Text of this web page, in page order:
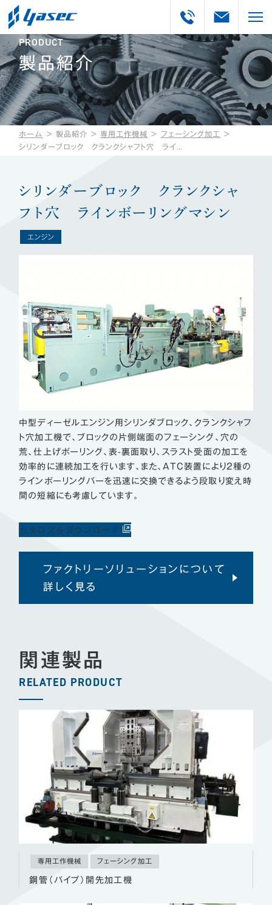
PRODUCT
製品紹介
ホーム ＞ 製品紹介 ＞専用工作機械 ＞ フェーシング加工
＞
シリンダーブロック クランクシャ
フト穴 ラインボーリングマシン
エンジン
中型ディーゼルエンジン用シリンダブロック、クランクシャフ
ト穴加工機で、ブロックの片側端面のフェーシング、穴の
荒、仕上げボーリング、表-裏面取り、スラスト受面の加工を
効率的に連続加工を行います、また、ATC装置により2種の
ラインボーリングバーを迅速に交換できるよう段取り変え時
間の短縮にも考慮しています。
カタログをダウンロード
ファクトリーソリューションについて
詳しく見る
RELATED PRODUCT
関連製品
専用工作機械 フェーシング加工
鋼管（パイプ）開先加工機